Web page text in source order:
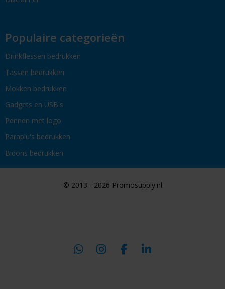
Populaire categorieën
Drinkflessen bedrukken
Tassen bedrukken
Mokken bedrukken
Gadgets en USB's
Pennen met logo
Paraplu's bedrukken
Bidons bedrukken
© 2013 - 2026 Promosupply.nl